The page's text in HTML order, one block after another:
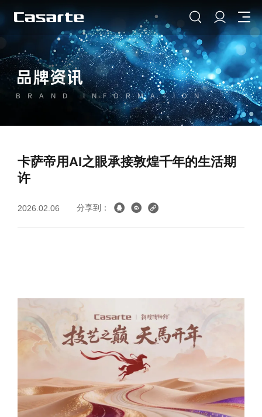
品牌资讯
BRAND INFORMATION
卡萨帝用AI之眼承接敦煌千年的生活期
许
2026.02.06 分享到：